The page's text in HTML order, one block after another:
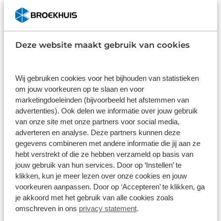
Deze website maakt gebruik van cookies
Wij gebruiken cookies voor het bijhouden van statistieken
om jouw voorkeuren op te slaan en voor
marketingdoeleinden (bijvoorbeeld het afstemmen van
advertenties). Ook delen we informatie over jouw gebruik
van onze site met onze partners voor social media,
adverteren en analyse. Deze partners kunnen deze
gegevens combineren met andere informatie die jij aan ze
hebt verstrekt of die ze hebben verzameld op basis van
jouw gebruik van hun services. Door op ‘Instellen’ te
klikken, kun je meer lezen over onze cookies en jouw
voorkeuren aanpassen. Door op ‘Accepteren’ te klikken, ga
je akkoord met het gebruik van alle cookies zoals
omschreven in ons privacy statement.
deze Peugeot ook voorzien van automatisch
dimmende binnenspiegel, centrale
deurvergrendeling met afstandsbediening en
elektronische parkeerrem. Geavanceerde systemen
ogen met u mee, zodat u tijdig kunt reageren op
noodsituaties. Een fietser of ander voertuig in de
dode hoek ziet u gemakkelijk over het hoofd. De
actieve dodehoekdetectie signaleert meteen elke
risicosituatie. Met voorzieningen als driver alert
systeem en bandenspanningcontrolesysteem,
bent u altijd veilig onderweg. We hebben ons best
gedaan om de kwaliteit van deze 208 aan u uit te
leggen, maar er gaat toch niets boven een proefrit.
Als u contact met ons opneemt, zetten we de auto
voor u klaar. We horen graag van u. .
Dit pakket is standaard inbegrepen. We vinden het
logisch dat u op kwaliteit kunt rekenen en we laten
u graag weten wat u kunt verwachten.
Wat klanten over ons zeggen
9,111262 reviews
5 8904 reviews
4